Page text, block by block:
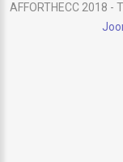
AFFORTHECC 2018